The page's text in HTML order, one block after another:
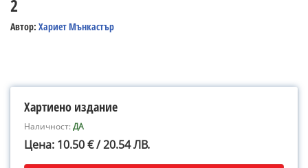
2
Автор: Хариет Мънкастър
Хартиено издание
Наличност:ДА
Цена: 10.50 € / 20.54 ЛВ.